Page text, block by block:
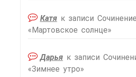
Катяк записи
«Мартовское солнце»
Дарьяк записи
«Зимнее утро»